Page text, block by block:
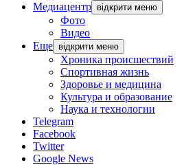
Медиацентр відкрити меню
Фото
Видео
Еще відкрити меню
Хроника происшествий
Спортивная жизнь
Здоровье и медицина
Культура и образование
Наука и технологии
Telegram
Facebook
Twitter
Google News